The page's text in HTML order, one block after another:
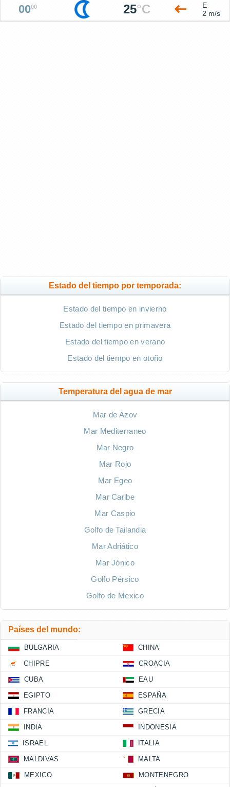
0000 25°C
E
2 m/s
Estado del tiempo por temporada:
Estado del tiempo en invierno
Estado del tiempo en primavera
Estado del tiempo en verano
Estado del tiempo en otoño
Temperatura del agua de mar
Mar de Azov
Mar Mediterraneo
Mar Negro
Mar Rojo
Mar Egeo
Mar Caribe
Mar Caspio
Golfo de Tailandia
Mar Adriático
Mar Jónico
Golfo Pérsico
Golfo de Mexico
Países del mundo:
BULGARIA CHINA
CHIPRE CROACIA
CUBA EAU
EGIPTO ESPAÑA
FRANCIA GRECIA
INDIA INDONESIA
ISRAEL ITALIA
MALDIVAS MALTA
MEXICO MONTENEGRO